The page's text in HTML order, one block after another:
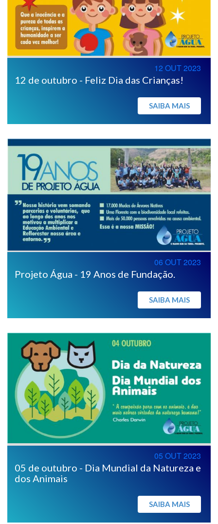
12 de outubro - Feliz Dia das Crianças!
12 OUT 2023
SAIBA MAIS
Projeto Água - 19 Anos de Fundação.
06 OUT 2023
SAIBA MAIS
05 de outubro - Dia Mundial da Natureza e
dos Animais
05 OUT 2023
SAIBA MAIS